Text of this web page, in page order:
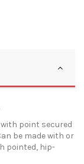
point secured
be made with or
pointed, hip-